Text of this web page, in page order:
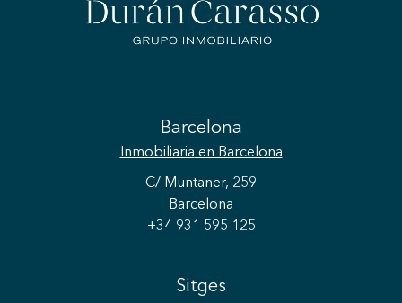
Barcelona
Inmobiliaria en Barcelona
C/ Muntaner, 259
Barcelona
+34 931 595 125
Sitges